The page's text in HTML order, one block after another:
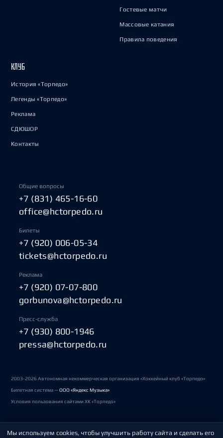
Гостевые матчи
Массовые катания
Правила поведения
КЛУБ
История «Торпедо»
Легенды «Торпедо»
Реклама
СДЮШОР
Контакты
Общие вопросы
+7 (831) 465-16-60
office@hctorpedo.ru
Билеты
+7 (920) 006-05-34
tickets@hctorpedo.ru
Реклама
+7 (920) 07-07-800
gorbunova@hctorpedo.ru
Пресс-служба
+7 (930) 800-1946
pressa@hctorpedo.ru
2003-2026 Автономная некоммерческая организация «Хоккейный клуб «Торпедо»
Билетная система —ООО «Яндекс Музыка»
Условия пользования сайтами ХК «Торпедо»
Политика обработки персональных данных
Мы используем cookies, чтобы улучшить работу сайта и сделать его